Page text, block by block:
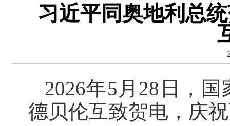
习近平同奥地利总
2026年5月28日，
德贝伦互致贺电，庆